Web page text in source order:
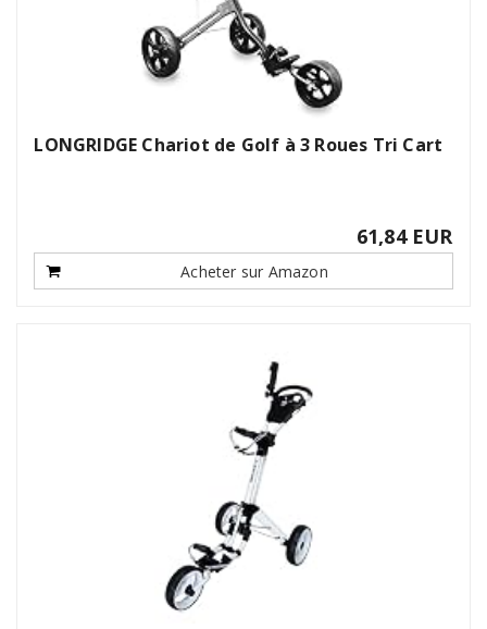
LONGRIDGE Chariot de Golf à 3 Roues Tri Cart
61,84 EUR
Acheter sur Amazon